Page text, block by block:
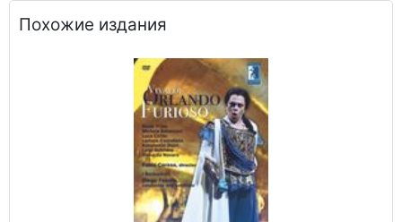
Похожие издания